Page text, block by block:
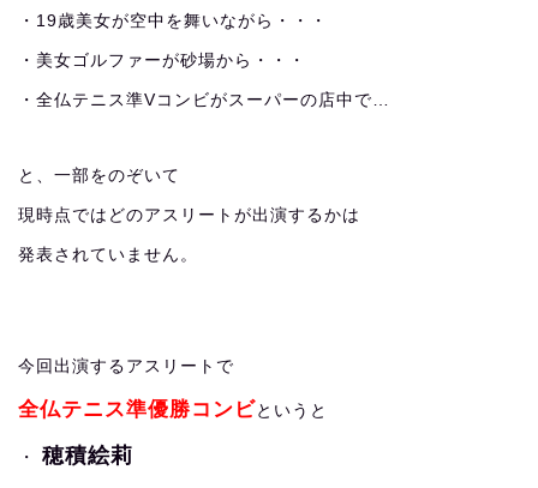
・19歳美女が空中を舞いながら・・・
・美女ゴルファーが砂場から・・・
・全仏テニス準Vコンビがスーパーの店中で…
と、一部をのぞいて
現時点ではどのアスリートが出演するかは
発表されていません。
今回出演するアスリートで
全仏テニス準優勝コンビというと
・ 穂積絵莉